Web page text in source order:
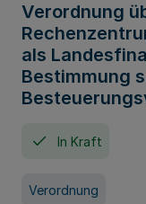
Verordnung
als
Bestimmung
In Kraft
Verordnung